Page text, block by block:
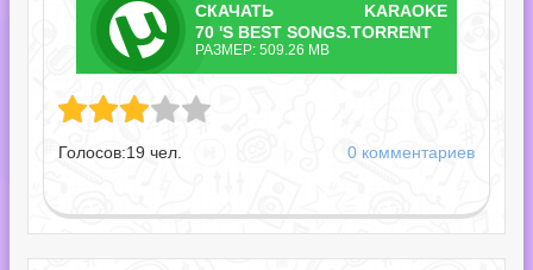
СКАЧАТЬ
ТОРРЕНТ
KARAOKE
70 'S BEST SONGS.TORRENT
РАЗМЕР: 509.26 MB
Best Songs.torrent
Голосов:19 чел. 0 комментариев